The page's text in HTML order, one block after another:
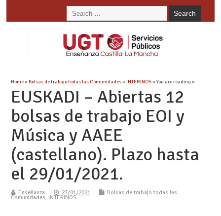
Home»Bolsas de trabajo todas las Comunidades»INTERINOS» You are reading »
EUSKADI – Abiertas 12
bolsas de trabajo EOI y
Música y AAEE
(castellano). Plazo hasta
el 29/01/2021.
Enseñanza 27/01/2021 Bolsas de trabajo todas las
Comunidades, INTERINOS